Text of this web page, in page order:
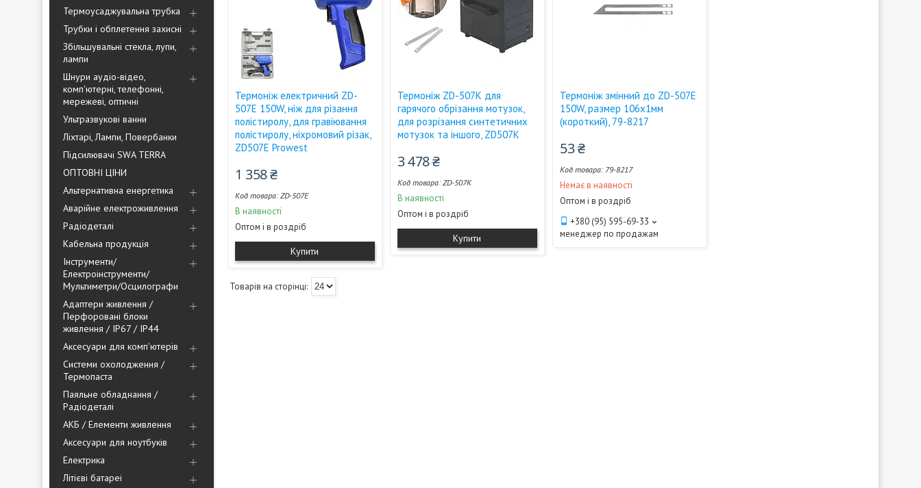
Термоусаджувальна трубка
Трубки і обплетення захисні
Збільшувальні стекла, лупи,
лампи
Шнури аудіо-відео,
комп'ютерні, телефонні,
мережеві, оптичні
Ультразвукові ванни
Ліхтарі, Лампи, Повербанки
Підсилювачі SWA TERRA
ОПТОВНІ ЦІНИ
Альтернативна енергетика
Аварійне електроживлення
Радіодеталі
Кабельна продукція
Інструменти/
Електроінструменти/
Мультиметри/Осцилографи
Адаптери живлення /
Перфоровані блоки
живлення / IP67 / IP44
Аксесуари для комп'ютерів
Системи охолодження /
Термопаста
Паяльне обладнання /
Радіодеталі
АКБ / Елементи живлення
Аксесуари для ноутбуків
Електрика
Літієві батареі
Термоніж електричний ZD-
507E 150W, ніж для різання
полістиролу, для гравіювання
полістиролу, ніхромовий різак,
ZD507E Prowest
1 358 ₴
ZD-507E
В наявності
Оптом і в роздріб
Купити
Термоніж ZD-507K для
гарячого обрізання мотузок,
для розрізання синтетичних
мотузок та іншого, ZD507K
3 478 ₴
ZD-507K
В наявності
Оптом і в роздріб
Купити
Термоніж змінний до ZD-507E
150W, размер 106х1мм
(короткий), 79-8217
53 ₴
79-8217
Немає в наявності
Оптом і в роздріб
+380 (95) 595-69-33
менеджер по продажам